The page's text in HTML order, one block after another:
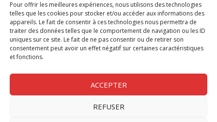
Pour offrir les meilleures expériences, nous utilisons des technologies
telles que les cookies pour stocker et/ou accéder aux informations des
appareils. Le fait de consentir à ces technologies nous permettra de
traiter des données telles que le comportement de navigation ou les ID
uniques sur ce site. Le fait de ne pas consentir ou de retirer son
consentement peut avoir un effet négatif sur certaines caractéristiques
et fonctions.
ACCEPTER
REFUSER
Chèque Compta
Chèque Emploi Spectacle
G-Pods
Profession Audio-visuel